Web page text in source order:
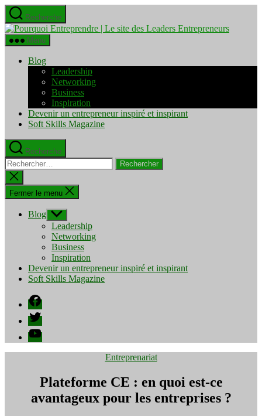
Aller
au
contenu
Recherche
Pourquoi
Menu
Blog
Leadership
Networking
Business
Inspiration
Devenir un entrepreneur inspiré et inspirant
Soft Skills Magazine
Recherche
Rechercher :
Fermer
la
recherche
Fermer le menu
Blog Afficher
le
sous-
menu
Leadership
Networking
Business
Inspiration
Devenir un entrepreneur inspiré et inspirant
Soft Skills Magazine
Facebook
Twitter
YouTube
Catégories
Entreprenariat
Plateforme CE : en quoi est-ce
avantageux pour les entreprises ?